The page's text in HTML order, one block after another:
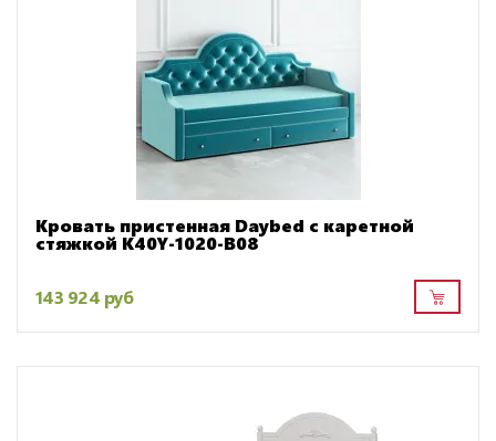
Кровать пристенная Daybed с каретной
стяжкой K40Y-1020-B08
143 924 руб